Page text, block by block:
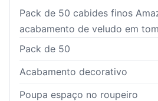
Pack de 50 cabides finos
acabamento de veludo em
Pack de 50
Acabamento decorativo
Poupa espaço no roupeiro